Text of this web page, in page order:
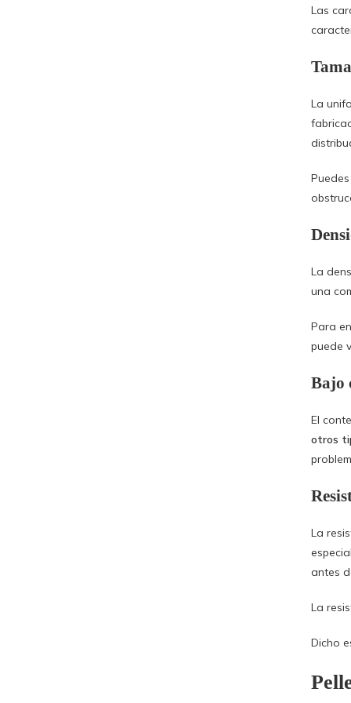
Las
La
La
una
Para
puede
Bajo
El
otros
La
antes
La
Dicho